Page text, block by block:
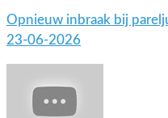
Opnieuw inbraak bij
23-06-2026